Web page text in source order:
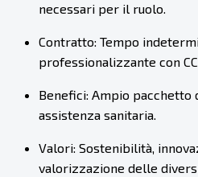
necessari per il ruolo.
Contratto: Tempo
professionalizzante con
Benefici: Ampio
assistenza sanitaria.
Valori: Sostenibilità,
valorizzazione delle